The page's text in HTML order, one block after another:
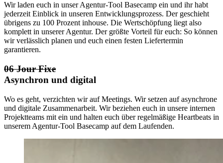
Wir laden euch in unser Agentur-Tool Basecamp ein und ihr habt
jederzeit Einblick in unseren Entwicklungsprozess. Der geschieht
übrigens zu 100 Prozent inhouse. Die Wertschöpfung liegt also
komplett in unserer Agentur. Der größte Vorteil für euch: So können
wir verlässlich planen und euch einen festen Liefertermin
garantieren.
06 Jour Fixe
Asynchron und digital
Wo es geht, verzichten wir auf Meetings. Wir setzen auf asynchrone
und digitale Zusammenarbeit. Wir beziehen euch in unsere internen
Projektteams mit ein und halten euch über regelmäßige Heartbeats in
unserem Agentur-Tool Basecamp auf dem Laufenden.